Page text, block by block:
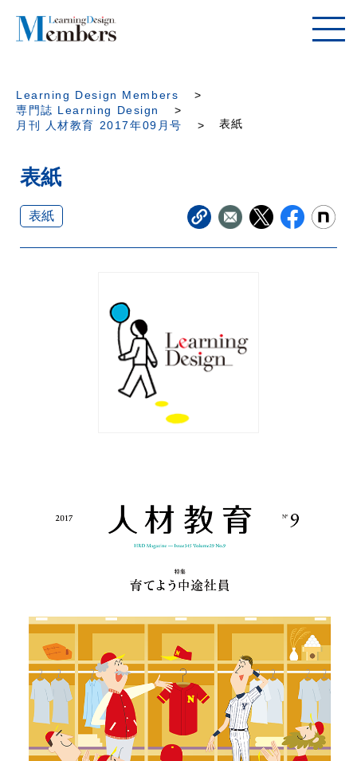
Learning Design Members
専門誌 Learning Design
月刊 人材教育 2017年09月号
表紙
表紙
表紙